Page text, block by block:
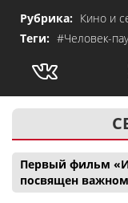
Рубрика: Кино и
Теги: #Человек-
Первый фильм
посвящен